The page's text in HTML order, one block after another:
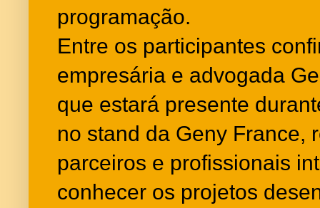
programação.
Entre os participantes
empresária e advogada
que estará presente
no stand da Geny France,
parceiros e profissionais
conhecer os projetos